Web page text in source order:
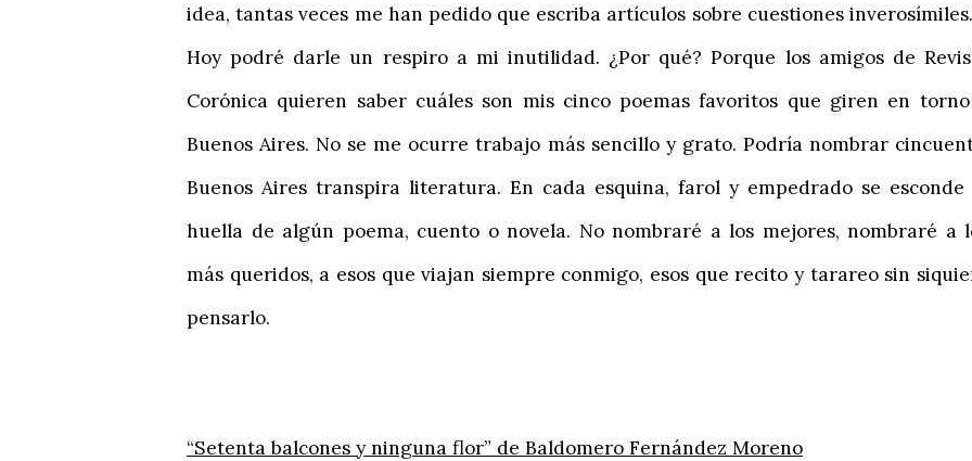
idea, tantas veces me han pedido que escriba artículos sobre cuestiones
Hoy podré darle un respiro a mi inutilidad. ¿Por qué? Porque los amigos de
Corónica quieren saber cuáles son mis cinco poemas favoritos que giren en
Buenos Aires. No se me ocurre trabajo más sencillo y grato. Podría nombrar
Buenos Aires transpira literatura. En cada esquina, farol y empedrado se esconde
huella de algún poema, cuento o novela. No nombraré a los mejores, nombraré a
más queridos, a esos que viajan siempre conmigo, esos que recito y tarareo sin
pensarlo.
“Setenta balcones y ninguna flor” de Baldomero Fernández Moreno